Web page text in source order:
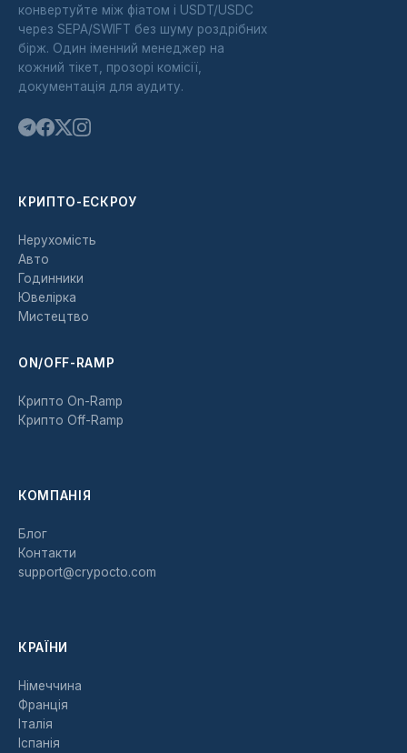
конвертуйте між фіатом і USDT/USDC
через SEPA/SWIFT без шуму роздрібних
бірж. Один іменний менеджер на
кожний тікет, прозорі комісії,
документація для аудиту.
КРИПТО-ЕСКРОУ
Нерухомість
Авто
Годинники
Ювелірка
Мистецтво
ON/OFF-RAMP
Крипто On-Ramp
Крипто Off-Ramp
КОМПАНІЯ
Блог
Контакти
support@crypocto.com
КРАЇНИ
Німеччина
Франція
Італія
Іспанія